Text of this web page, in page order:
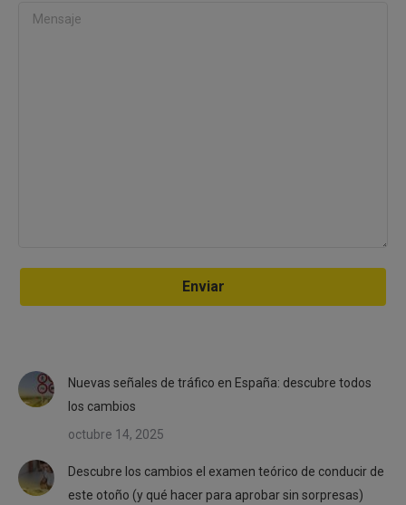
Nuevas señales de tráfico en España: descubre todos
los cambios
octubre 14, 2025
Descubre los cambios el examen teórico de conducir de
este otoño (y qué hacer para aprobar sin sorpresas)